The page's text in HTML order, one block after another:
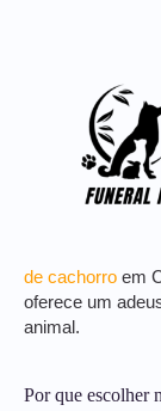
de cachorro em
oferece um
animal.
Por que escolher